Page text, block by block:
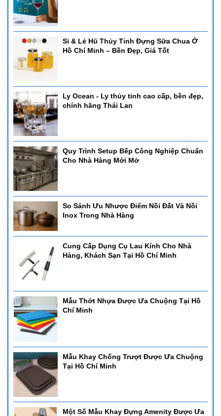
Sỉ & Lẻ Hũ Thủy Tinh Đựng Sữa Chua Ở
Hồ Chí Minh – Bền Đẹp, Giá Tốt
Ly Ocean - Ly thủy tinh cao cấp, bền đẹp,
chính hãng Thái Lan
Quy Trình Setup Bếp Công Nghiệp Chuẩn
Cho Nhà Hàng Mới Mở
So Sánh Ưu Nhược Điểm Nồi Đất Và Nồi
Inox Trong Nhà Hàng
Cung Cấp Dụng Cụ Lau Kính Cho Nhà
Hàng, Khách Sạn Tại Hồ Chí Minh
Mẫu Thớt Nhựa Được Ưa Chuộng Tại Hồ
Chí Minh
Mẫu Khay Chống Trượt Được Ưa Chuộng
Tại Hồ Chí Minh
Một Số Mẫu Khay Đựng Amenity Được Ưa